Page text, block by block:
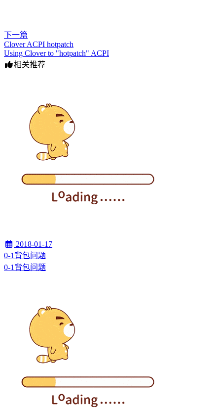
下一篇
Clover ACPI hotpatch
Using Clover to "hotpatch" ACPI
相关推荐
2018-01-17
0-1背包问题
0-1背包问题